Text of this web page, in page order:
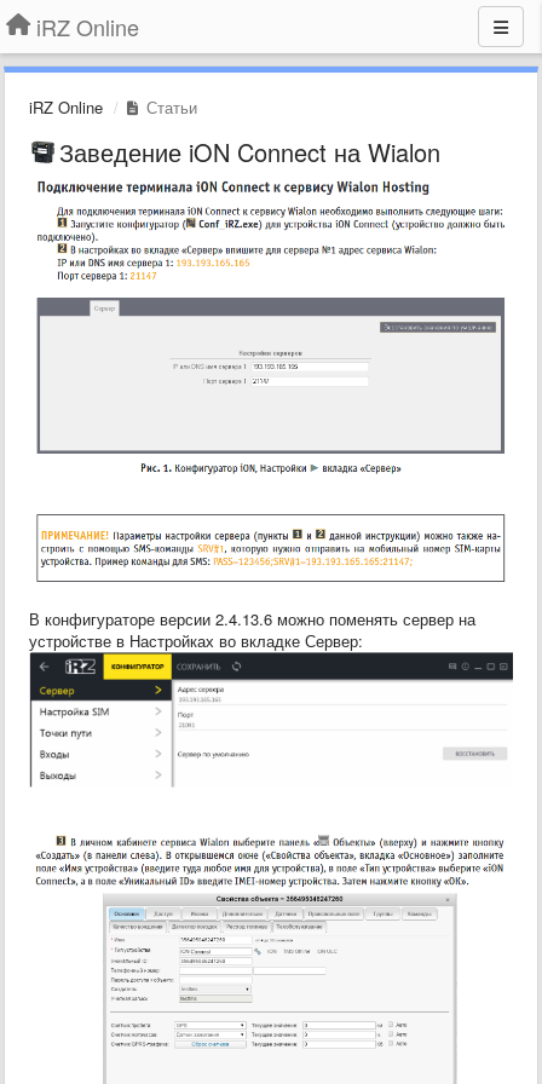
iRZ Online
iRZ Online Статьи
Заведение iON Connect на Wialon
В конфигураторе версии 2.4.13.6 можно поменять сервер на
устройстве в Настройках во вкладке Сервер: